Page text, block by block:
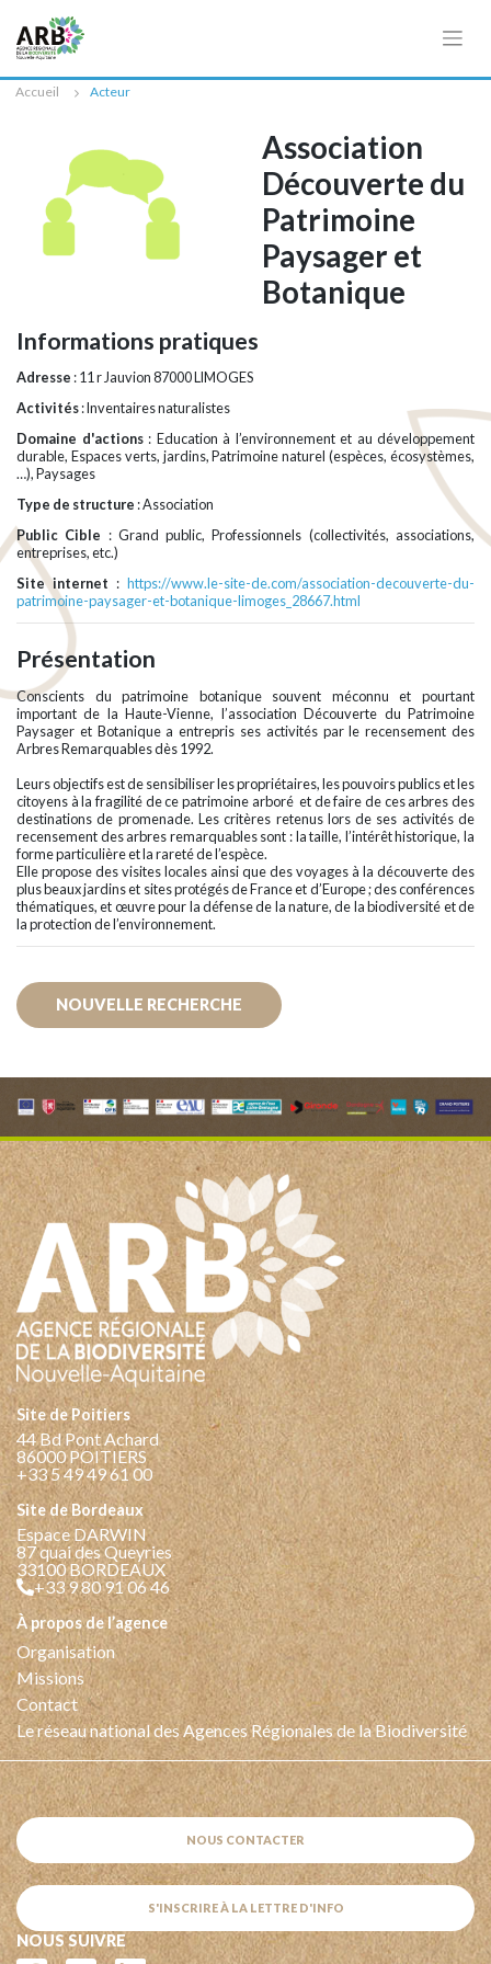
Accueil Acteur
Association
Découverte du
Patrimoine
Paysager et
Botanique
Informations pratiques
Adresse : 11 r Jauvion 87000 LIMOGES
Activités: Inventaires naturalistes
Domaine d'actions: Education à l’environnement et au développement
durable, Espaces verts, jardins, Patrimoine naturel (espèces, écosystèmes,
…), Paysages
Type de structure : Association
Public Cible : Grand public, Professionnels (collectivités, associations,
entreprises, etc.)
Site internet : https://www.le-site-de.com/association-decouverte-du-
patrimoine-paysager-et-botanique-limoges_28667.html
Présentation
Conscients du patrimoine botanique souvent méconnu et pourtant
important de la Haute-Vienne, l’association Découverte du Patrimoine
Paysager et Botanique a entrepris ses activités par le recensement des
Arbres Remarquables dès 1992.
Leurs objectifs est de sensibiliser les propriétaires, les pouvoirs publics et les
citoyens à la fragilité de ce patrimoine arboré et de faire de ces arbres des
destinations de promenade. Les critères retenus lors de ses activités de
recensement des arbres remarquables sont : la taille, l’intérêt historique, la
forme particulière et la rareté de l’espèce.
Elle propose des visites locales ainsi que des voyages à la découverte des
plus beaux jardins et sites protégés de France et d’Europe ; des conférences
thématiques, et œuvre pour la défense de la nature, de la biodiversité et de
la protection de l’environnement.
NOUVELLE RECHERCHE
Site de Poitiers
44 Bd Pont Achard
86000 POITIERS
+33 5 49 49 61 00
Site de Bordeaux
Espace DARWIN
87 quai des Queyries
33100 BORDEAUX
+33 9 80 91 06 46
à propos de l’agence
Organisation
Missions
Contact
Le réseau national des Agences Régionales de la Biodiversité
NOUS CONTACTER
S'INSCRIRE À LA LETTRE D'INFO
NOUS SUIVRE